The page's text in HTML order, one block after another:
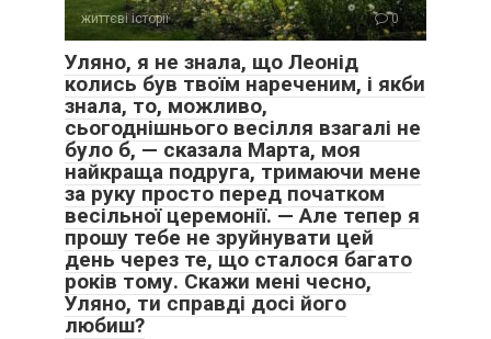
життєві історії 0
Уляно, я не знала, що Леонід
колись був твоїм нареченим, і якби
знала, то, можливо,
сьогоднішнього весілля взагалі не
було б, — сказала Марта, моя
найкраща подруга, тримаючи мене
за руку просто перед початком
весільної церемонії. — Але тепер я
прошу тебе не зруйнувати цей
день через те, що сталося багато
років тому. Скажи мені чесно,
Уляно, ти справді досі його
любиш?